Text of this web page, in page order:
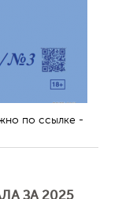
по ссылке -
ЗА 2025